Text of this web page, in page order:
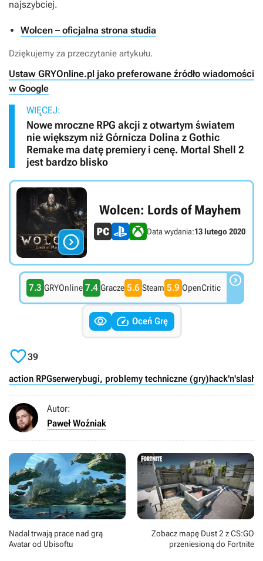
najszybciej.
Wolcen – oficjalna strona studia
Dziękujemy za przeczytanie artykułu.
Ustaw GRYOnline.pl jako preferowane źródło wiadomości
w Google
WIĘCEJ:
Nowe mroczne RPG akcji z otwartym światem
nie większym niż Górnicza Dolina z Gothic
Remake ma datę premiery i cenę. Mortal Shell 2
jest bardzo blisko

Wolcen: Lords of Mayhem
Data wydania:13 lutego 2020
7.3 GRYOnline 7.4 Gracze 5.6 Steam 5.9 OpenCritic 
  Oceń Grę
39
action RPGserwerybugi, problemy techniczne (gry)hack'n'slash
Autor:
Paweł Woźniak
Nadal trwają prace nad grą
Avatar od Ubisoftu
Zobacz mapę Dust 2 z CS:GO
przeniesioną do Fortnite